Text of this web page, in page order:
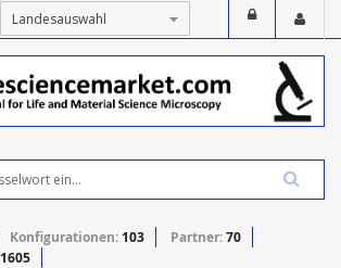
Konfigurationen: 103 Partner:70
1605